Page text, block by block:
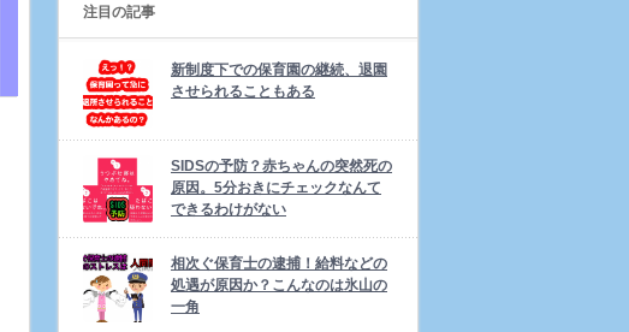
注目の記事
新制度下での保育園の継続、退園
させられることもある
SIDSの予防？赤ちゃんの突然死の
原因。5分おきにチェックなんて
できるわけがない
相次ぐ保育士の逮捕！給料などの
処遇が原因か？こんなのは氷山の
一角